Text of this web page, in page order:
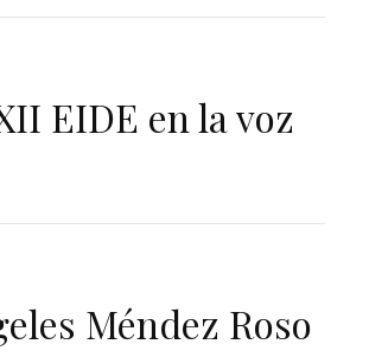
EIDE en la voz
Méndez Roso